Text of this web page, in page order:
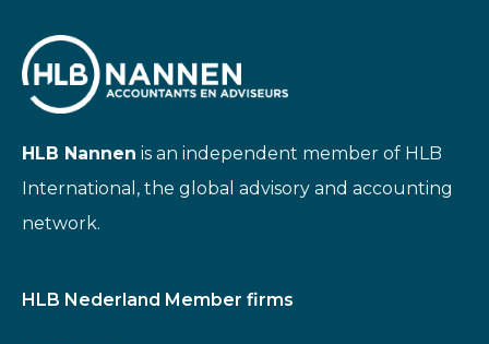
HLB Nannen is an independent member of HLB
International, the global advisory and accounting
network.
HLB Nederland Member firms